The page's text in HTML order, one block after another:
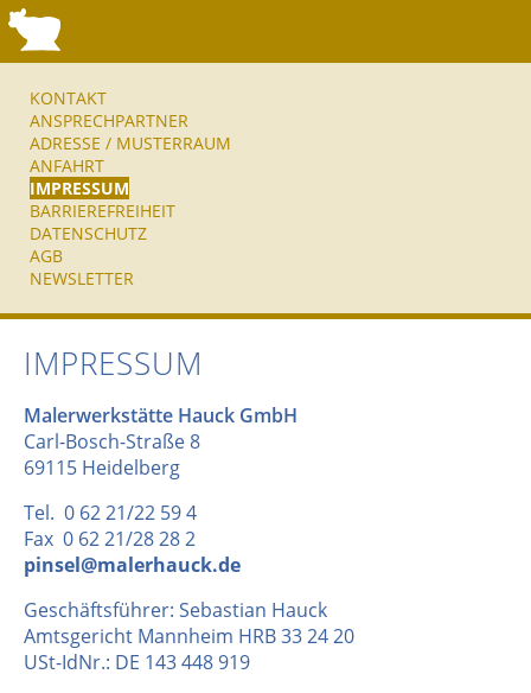
KONTAKT
ANSPRECHPARTNER
ADRESSE / MUSTERRAUM
ANFAHRT
IMPRESSUM
BARRIEREFREIHEIT
DATENSCHUTZ
AGB
NEWSLETTER
IMPRESSUM
Malerwerkstätte Hauck GmbH
Carl-Bosch-Straße 8
69115 Heidelberg
Tel. 0 62 21/22 59 4
Fax 0 62 21/28 28 2
pinsel@malerhauck.de
Geschäftsführer: Sebastian Hauck
Amtsgericht Mannheim HRB 33 24 20
USt-IdNr.: DE 143 448 919